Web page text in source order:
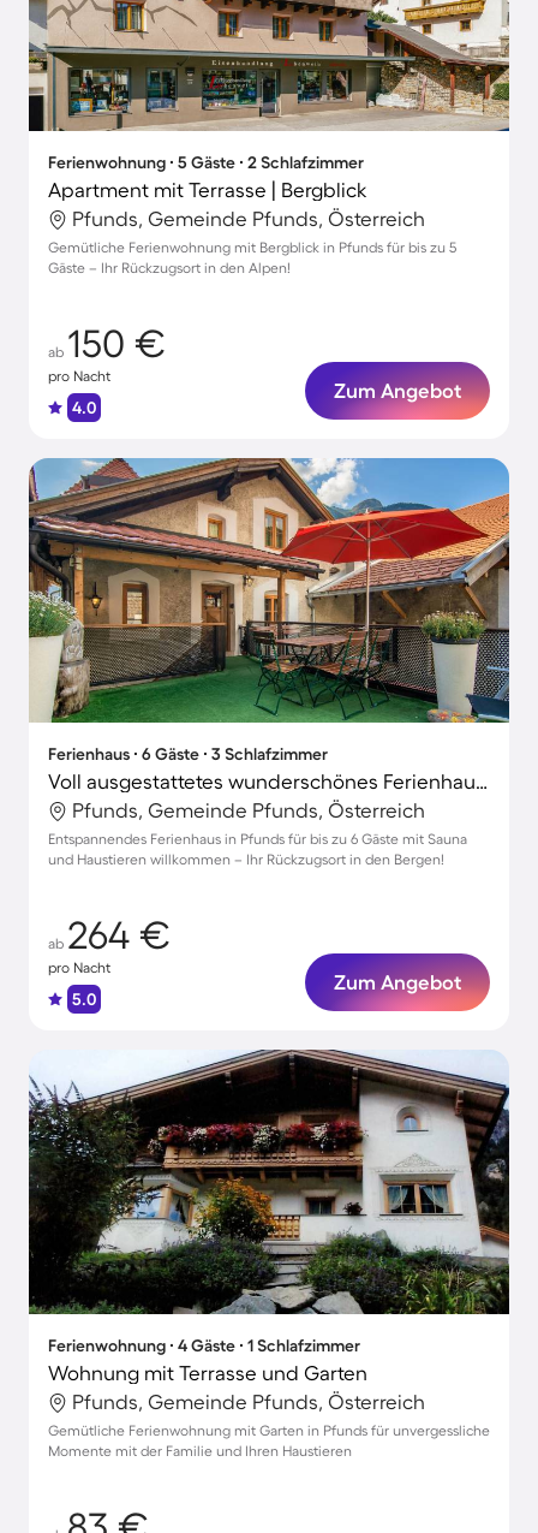
Ferienwohnung ∙ 5 Gäste ∙ 2 Schlafzimmer
Apartment mit Terrasse | Bergblick
Pfunds, Gemeinde Pfunds, Österreich
Gemütliche Ferienwohnung mit Bergblick in Pfunds für bis zu 5
Gäste – Ihr Rückzugsort in den Alpen!
ab 150 €
pro Nacht
4.0
Zum Angebot
Ferienhaus ∙ 6 Gäste ∙ 3 Schlafzimmer
Voll ausgestattetes wunderschönes Ferienhaus mit Sauna und Terrasse | Hunde erlaubt
Pfunds, Gemeinde Pfunds, Österreich
Entspannendes Ferienhaus in Pfunds für bis zu 6 Gäste mit Sauna
und Haustieren willkommen – Ihr Rückzugsort in den Bergen!
ab 264 €
pro Nacht
5.0
Zum Angebot
Ferienwohnung ∙ 4 Gäste ∙ 1 Schlafzimmer
Wohnung mit Terrasse und Garten
Pfunds, Gemeinde Pfunds, Österreich
Gemütliche Ferienwohnung mit Garten in Pfunds für unvergessliche
Momente mit der Familie und Ihren Haustieren